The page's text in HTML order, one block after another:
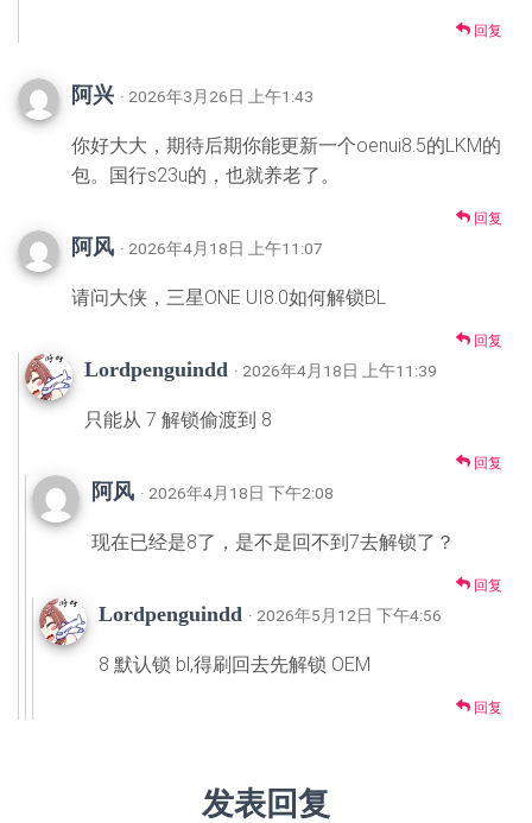
回复
阿兴 · 2026年3月26日 上午1:43
你好大大，期待后期你能更新一个oenui8.5的LKM的
包。国行s23u的，也就养老了。
回复
阿风 · 2026年4月18日 上午11:07
请问大侠，三星ONE UI8.0如何解锁BL
回复
Lordpenguindd · 2026年4月18日 上午11:39
只能从 7 解锁偷渡到 8
回复
阿风 · 2026年4月18日 下午2:08
现在已经是8了，是不是回不到7去解锁了？
回复
Lordpenguindd · 2026年5月12日 下午4:56
8 默认锁 bl,得刷回去先解锁 OEM
回复
发表回复